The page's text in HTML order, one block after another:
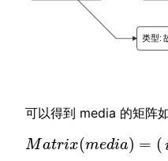
类型:
可以得到 media 的矩阵
Matrix(media) = (
Ma t r